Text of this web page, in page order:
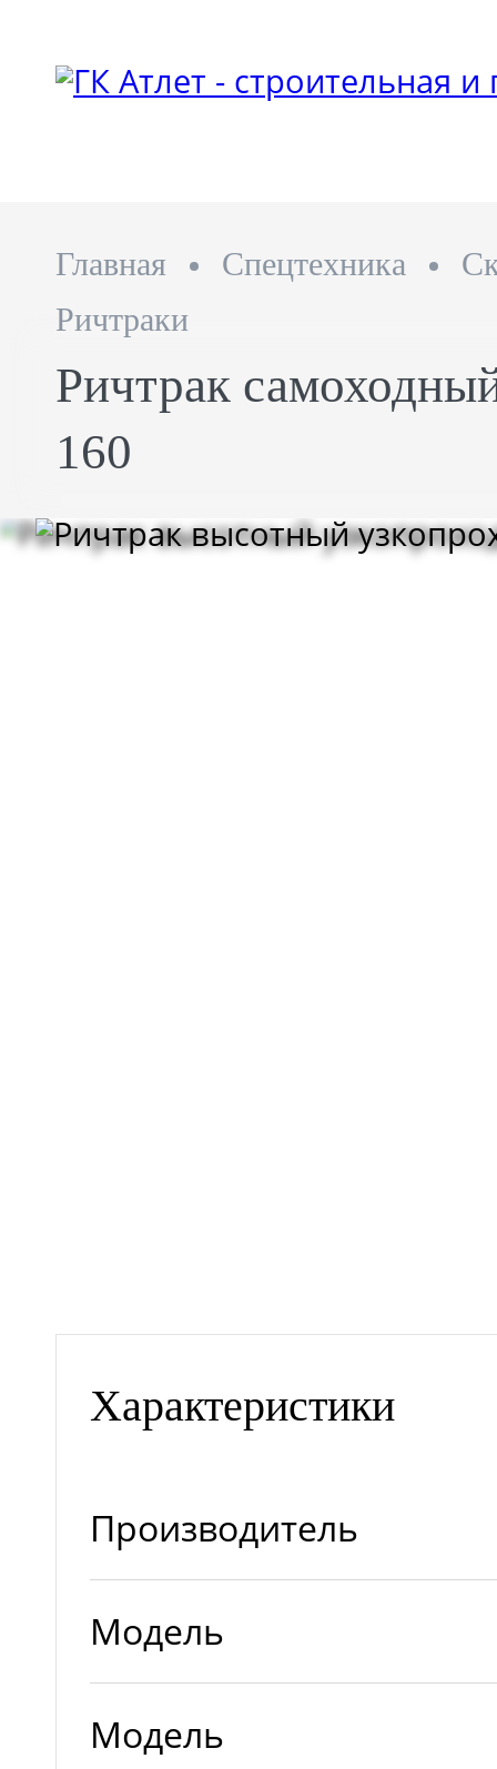
Главная Спецтехника
Ричтраки
Ричтрак
160
Характеристики
Производитель
Модель
Модель